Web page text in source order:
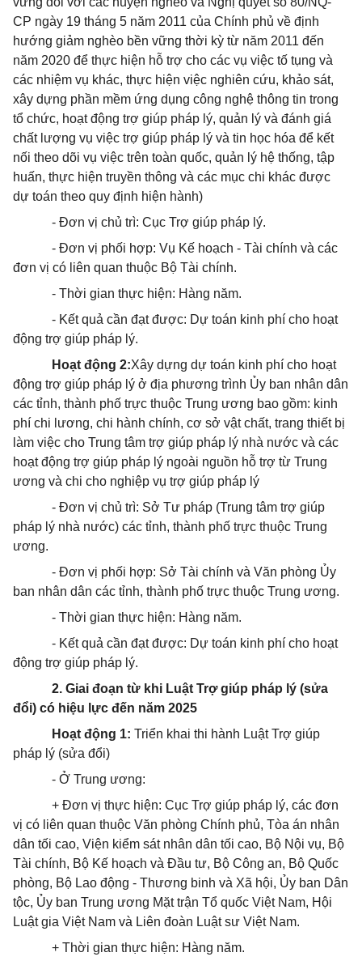
CP ngày 19 tháng 5 năm 2011 của Chính phủ về định
hướng giảm nghèo bền vững thời kỳ từ năm 2011 đến
năm 2020 để thực hiện hỗ trợ cho các vụ việc tố tụng và
các nhiệm vụ khác, thực hiện việc nghiên cứu, khảo sát,
xây dựng phần mềm ứng dụng công nghệ thông tin trong
tổ chức, hoạt động trợ giúp pháp lý, quản lý và đánh giá
chất lượng vụ việc trợ giúp pháp lý và tin học hóa để kết
nối theo dõi vụ việc trên toàn quốc, quản lý hệ thống, tập
huấn, thực hiện truyền thông và các mục chi khác được
dự toán theo quy định hiện hành)
- Đơn vị chủ trì: Cục Trợ giúp pháp lý.
- Đơn vị phối hợp: Vụ Kế hoạch - Tài chính và các
đơn vị có liên quan thuộc Bộ Tài chính.
- Thời gian thực hiện: Hàng năm.
- Kết quả cần đạt được: Dự toán kinh phí cho hoạt
động trợ giúp pháp lý.
Hoạt động 2:Xây dựng dự toán kinh phí cho hoạt
động trợ giúp pháp lý ở địa phương trình Ủy ban nhân dân
các tỉnh, thành phố trực thuộc Trung ương bao gồm: kinh
phí chi lương, chi hành chính, cơ sở vật chất, trang thiết bị
làm việc cho Trung tâm trợ giúp pháp lý nhà nước và các
hoạt động trợ giúp pháp lý ngoài nguồn hỗ trợ từ Trung
ương và chi cho nghiệp vụ trợ giúp pháp lý
- Đơn vị chủ trì: Sở Tư pháp (Trung tâm trợ giúp
pháp lý nhà nước) các tỉnh, thành phố trực thuộc Trung
ương.
- Đơn vị phối hợp: Sở Tài chính và Văn phòng Ủy
ban nhân dân các tỉnh, thành phố trực thuộc Trung ương.
- Thời gian thực hiện: Hàng năm.
- Kết quả cần đạt được: Dự toán kinh phí cho hoạt
động trợ giúp pháp lý.
2. Giai đoạn từ khi Luật Trợ giúp pháp lý (sửa
đổi) có hiệu lực đến năm 2025
Hoạt động 1: Triển khai thi hành Luật Trợ giúp
pháp lý (sửa đổi)
- Ở Trung ương:
+ Đơn vị thực hiện: Cục Trợ giúp pháp lý, các đơn
vị có liên quan thuộc Văn phòng Chính phủ, Tòa án nhân
dân tối cao, Viện kiểm sát nhân dân tối cao, Bộ Nội vụ, Bộ
Tài chính, Bộ Kế hoạch và Đầu tư, Bộ Công an, Bộ Quốc
phòng, Bộ Lao động - Thương binh và Xã hội, Ủy ban Dân
tộc, Ủy ban Trung ương Mặt trận Tổ quốc Việt Nam, Hội
Luật gia Việt Nam và Liên đoàn Luật sư Việt Nam.
+ Thời gian thực hiện: Hàng năm.